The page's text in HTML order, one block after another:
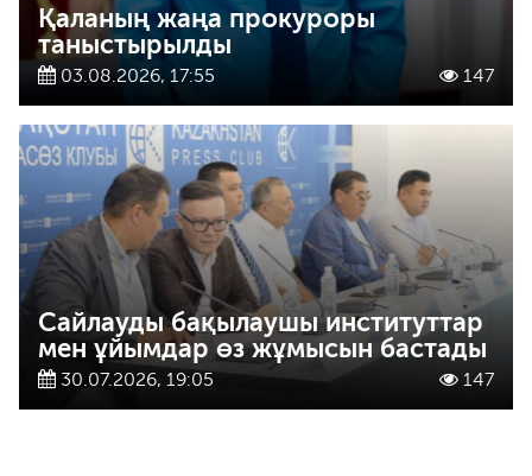
Қаланың жаңа прокуроры
таныстырылды
03.08.2026, 17:55 147
Сайлауды бақылаушы институттар
мен ұйымдар өз жұмысын бастады
30.07.2026, 19:05 147